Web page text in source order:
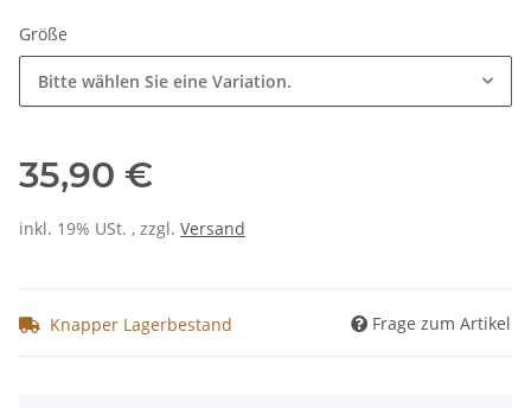
Größe
Bitte wählen Sie eine Variation.
35,90 €
inkl. 19% USt. , zzgl. Versand
Knapper Lagerbestand Frage zum Artikel